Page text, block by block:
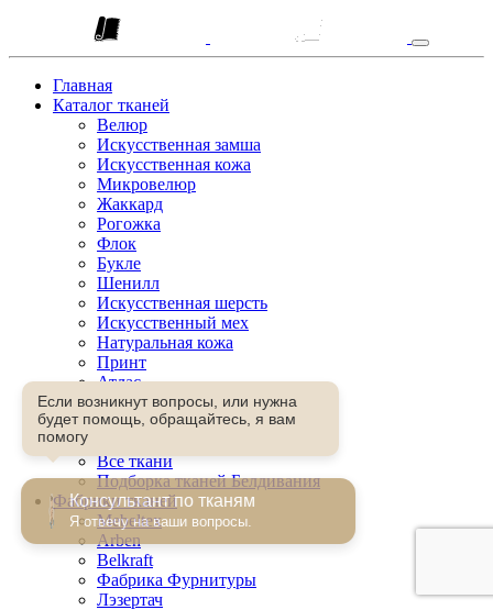
Если возникнут вопросы, или нужна
будет помощь, обращайтесь, я вам
помогу
Консультант по тканям
Я отвечу на ваши вопросы.
Главная
Каталог тканей
Велюр
Искусственная замша
Искусственная кожа
Микровелюр
Жаккард
Рогожка
Флок
Букле
Шенилл
Искусственная шерсть
Искусственный мех
Натуральная кожа
Принт
Атлас
Микрофибра
Канвас
Все ткани
Подборка тканей Белдивания
Фабрики тканей
Mebeltex
Arben
Belkraft
Фабрика Фурнитуры
Лэзертач